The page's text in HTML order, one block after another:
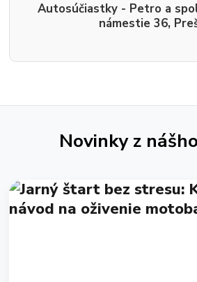
Autosúčiastky - Petro a
námestie 36,
Novinky z